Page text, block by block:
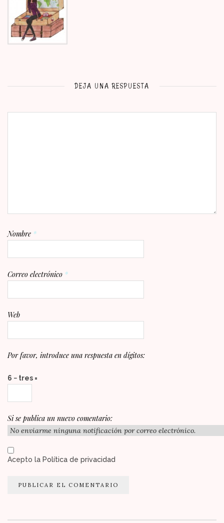
DEJA UNA RESPUESTA
Nombre *
Correo electrónico *
Web
Por favor, introduce una respuesta en dígitos:
6 − tres =
Si se publica un nuevo comentario:
Acepto la Política de privacidad